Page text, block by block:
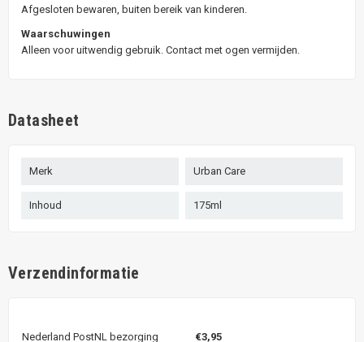
Afgesloten bewaren, buiten bereik van kinderen.
Waarschuwingen
Alleen voor uitwendig gebruik. Contact met ogen vermijden.
Datasheet
Merk Urban Care
Inhoud 175ml
Verzendinformatie
Nederland PostNL bezorging €3,95